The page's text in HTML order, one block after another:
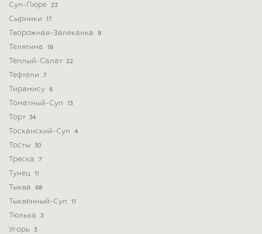
Суп-Пюре 23
Сырники 17
Творожная-Запеканка 8
Телятина 18
Теплый-Салат 22
Тефтели 7
Тирамису 6
Томатный-Суп 13
Торт 34
Тосканский-Суп 4
Тосты 30
Треска 7
Тунец 11
Тыква 68
Тыквенный-Суп 11
Тюлька 3
Угорь 3